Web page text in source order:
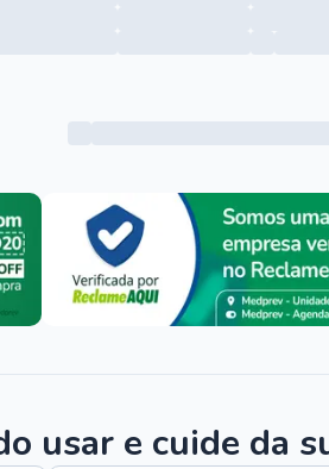
Menu
usar e cuide da